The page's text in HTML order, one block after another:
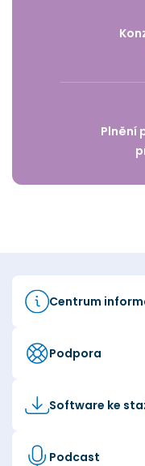
Plnění
Centrum
Podpora
Software ke
Podcast